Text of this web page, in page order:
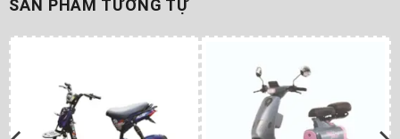
SẢN PHẨM TƯƠNG TỰ